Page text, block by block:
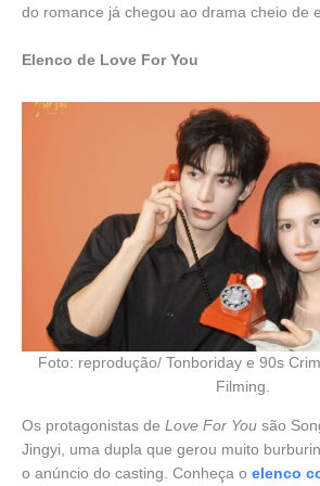
do romance já chegou ao drama cheio de
Elenco de Love For You
Foto: reprodução/ Tonboriday e 90s
Filming.
Os protagonistas de Love For You são
Jingyi, uma dupla que gerou muito
o anúncio do casting. Conheça o elenco